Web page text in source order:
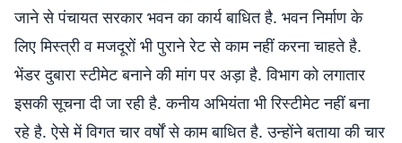
जाने से पंचायत सरकार भवन का कार्य बाधित है. भवन निर्माण के
लिए मिस्त्री व मजदूरों भी पुराने रेट से काम नहीं करना चाहते है.
भेंडर दुबारा स्टीमेट बनाने की मांग पर अड़ा है. विभाग को लगातार
इसकी सूचना दी जा रही है. कनीय अभियंता भी रिस्टीमेट नहीं बना
रहे है. ऐसे में विगत चार वर्षों से काम बाधित है. उन्होंने बताया की चार